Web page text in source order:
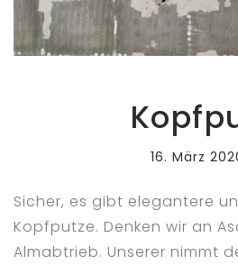
16. März
Sicher, es gibt elegantere
Kopfputze. Denken wir an
Almabtrieb. Unserer nimmt